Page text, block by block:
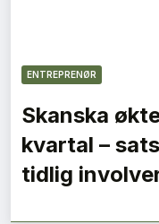
ENTREPRENØR
Skanska
kvartal –
tidlig